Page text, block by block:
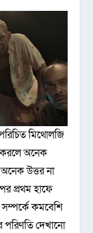
মিথোলজি
অনেক
উত্তর না
প্রথম হাফে
সম্পর্কে কমবেশি
পরিণতি দেখানো